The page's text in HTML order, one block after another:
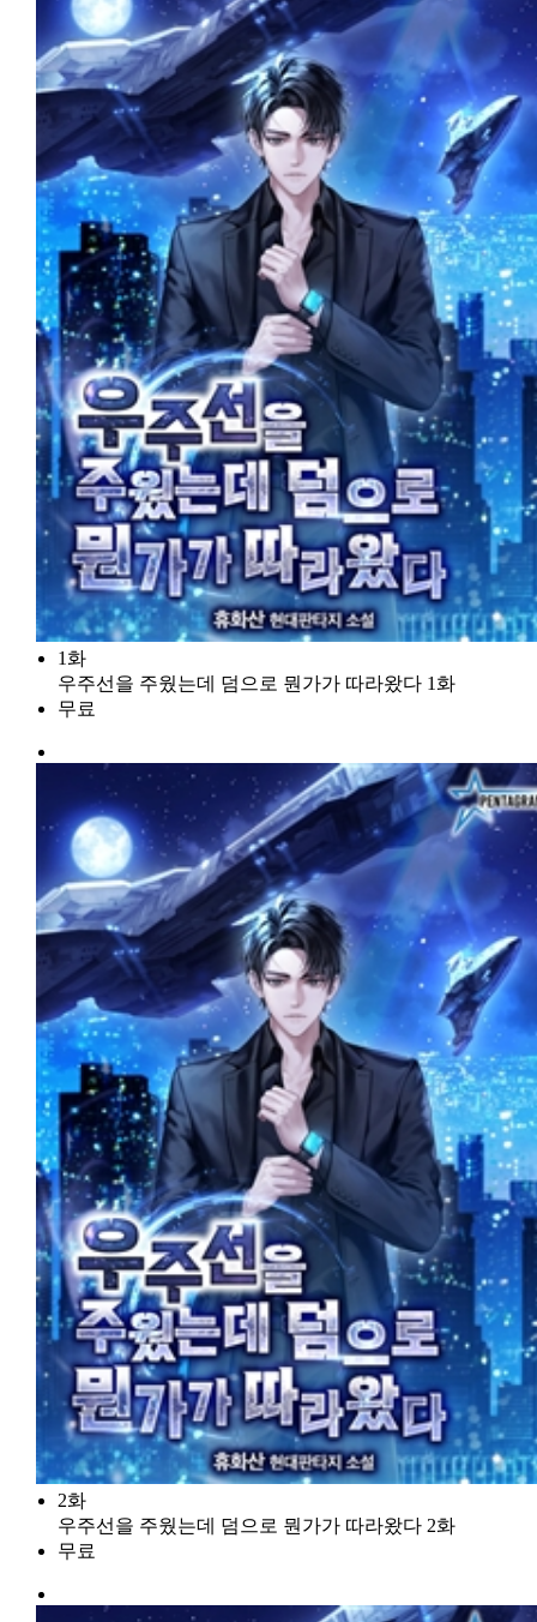
1화
우주선을 주웠는데 덤으로 뭔가가 따라왔다 1화
무료
2화
우주선을 주웠는데 덤으로 뭔가가 따라왔다 2화
무료